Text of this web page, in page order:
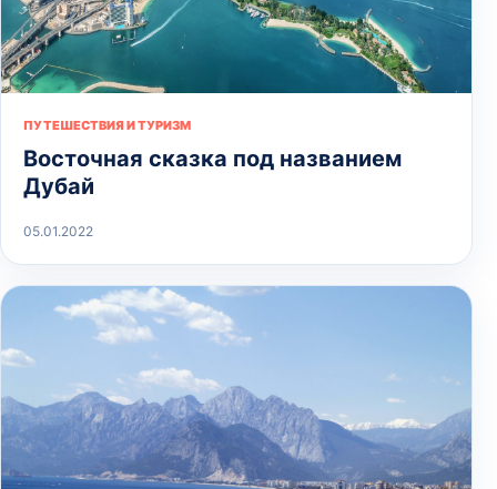
ПУТЕШЕСТВИЯ И ТУРИЗМ
Восточная сказка под названием
Дубай
05.01.2022